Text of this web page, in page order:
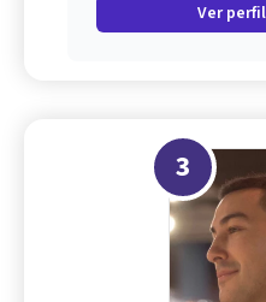
Ver
3